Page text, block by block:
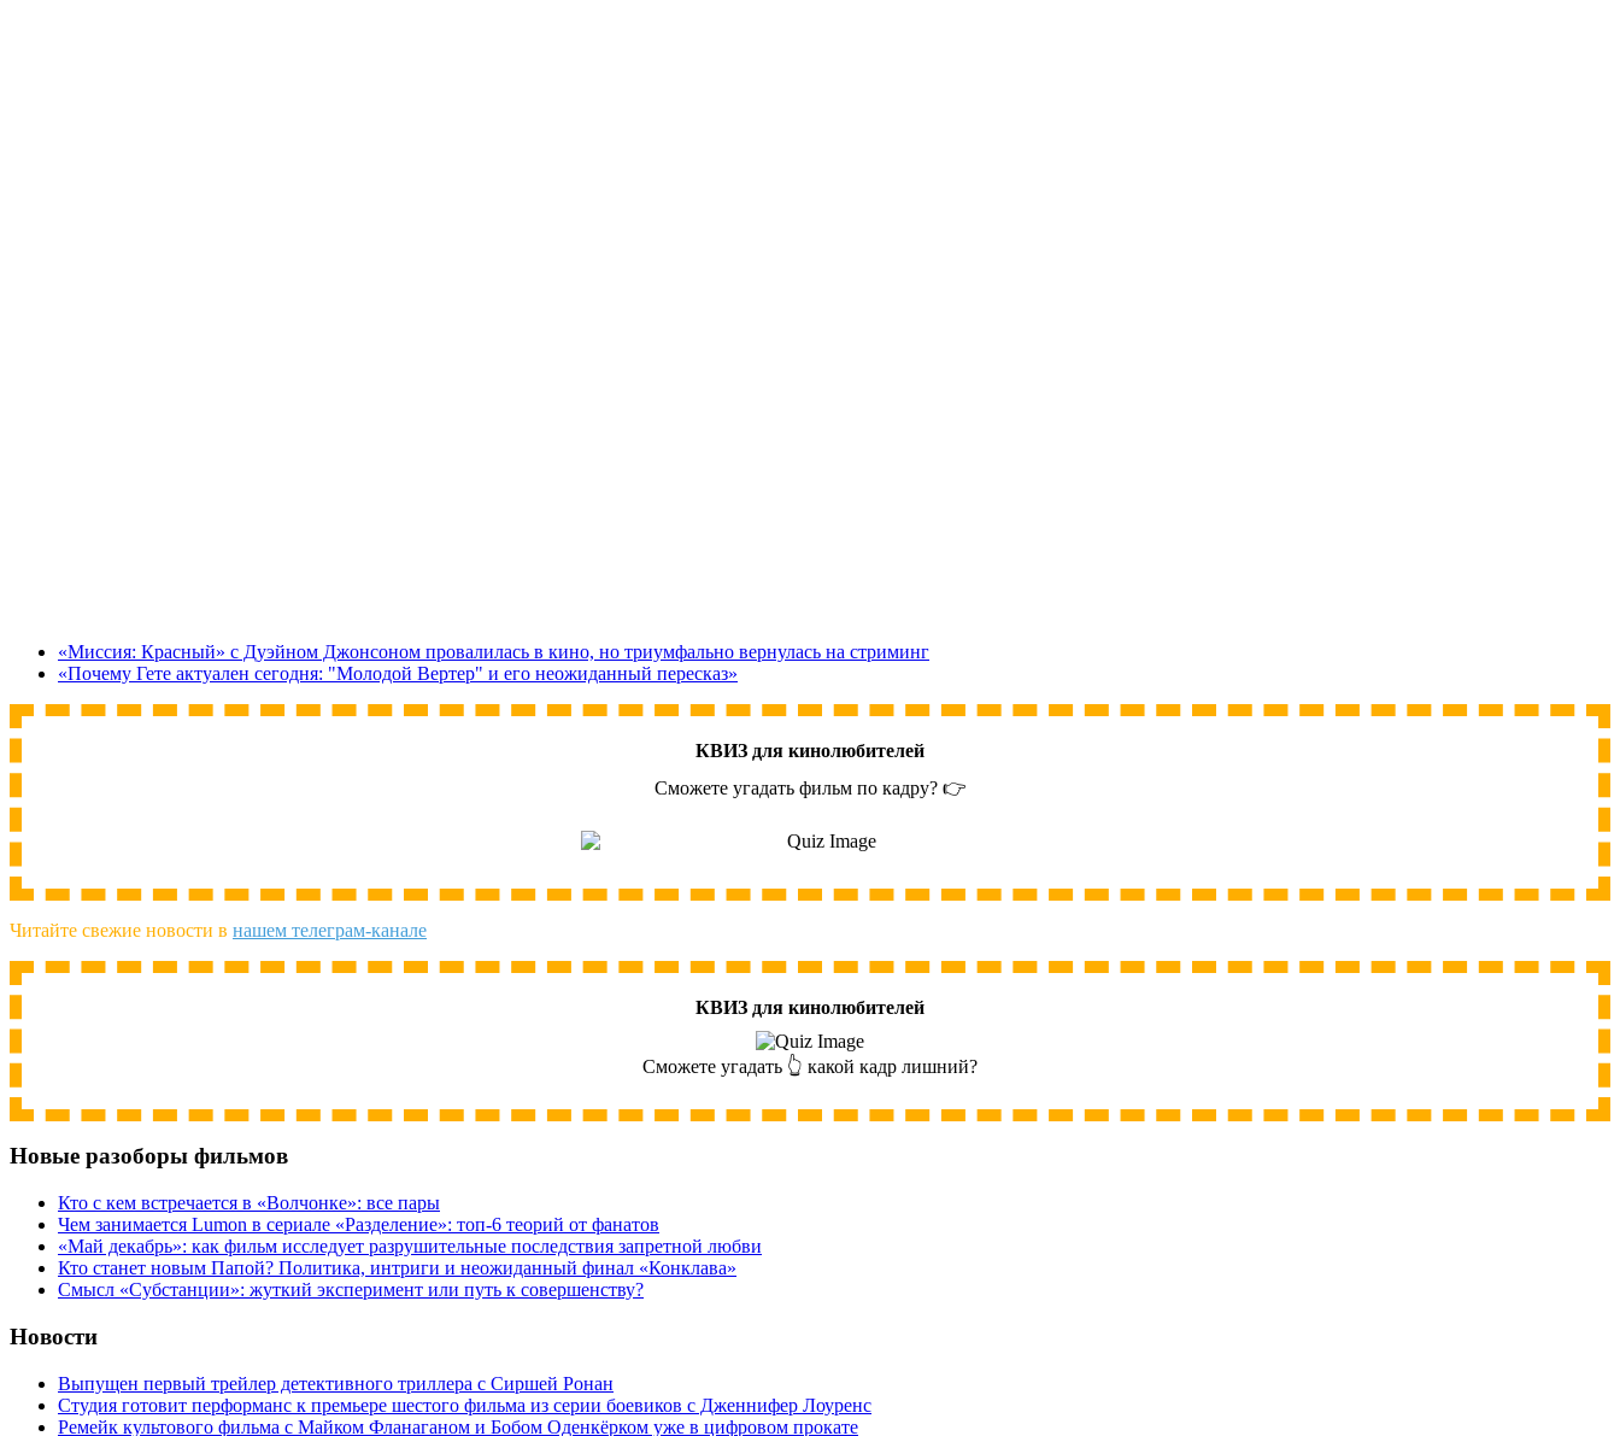
«Миссия: Красный» с Дуэйном Джонсоном провалилась в кино, но триумфально вернулась на стриминг
«Почему Гете актуален сегодня: "Молодой Вертер" и его неожиданный пересказ»
КВИЗ для кинолюбителей
Сможете угадать фильм по кадру? 👉
Читайте свежие новости в нашем телеграм-канале
КВИЗ для кинолюбителей
Сможете угадать 👆 какой кадр лишний?
Новые разоборы фильмов
Кто с кем встречается в «Волчонке»: все пары
Чем занимается Lumon в сериале «Разделение»: топ-6 теорий от фанатов
«Май декабрь»: как фильм исследует разрушительные последствия запретной любви
Кто станет новым Папой? Политика, интриги и неожиданный финал «Конклава»
Cмысл «Субстанции»: жуткий эксперимент или путь к совершенству?
Новости
Выпущен первый трейлер детективного триллера с Сиршей Ронан
Студия готовит перформанс к премьере шестого фильма из серии боевиков с Дженнифер Лоуренс
Ремейк культового фильма с Майком Фланаганом и Бобом Оденкёрком уже в цифровом прокате